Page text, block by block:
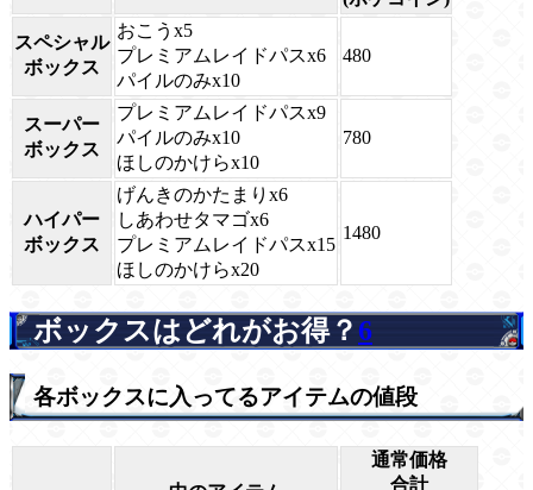
スペシャル
ボックス
おこうx5
プレミアムレイドパスx6
パイルのみx10
480
スーパー
ボックス
プレミアムレイドパスx9
パイルのみx10
ほしのかけらx10
780
ハイパー
ボックス
げんきのかたまりx6
しあわせタマゴx6
プレミアムレイドパスx15
ほしのかけらx20
1480
ボックスはどれがお得？6
各ボックスに入ってるアイテムの値段
通常価格
合計